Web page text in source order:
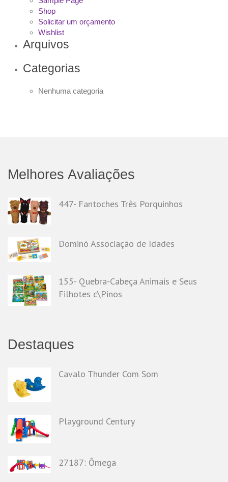
Shop
Solicitar um orçamento
Wishlist
Arquivos
Categorias
Nenhuma categoria
Melhores Avaliações
447- Fantoches Três Porquinhos
Dominó Associação de Idades
155- Quebra-Cabeça Animais e Seus
Filhotes c\Pinos
Destaques
Cavalo Thunder Com Som
Playground Century
27187: Ômega